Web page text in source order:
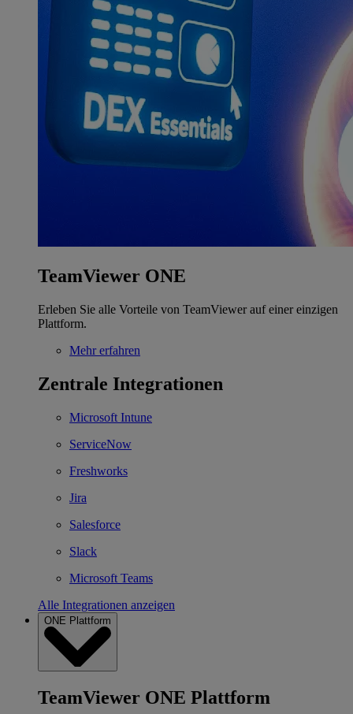
TeamViewer ONE
Erleben Sie alle Vorteile von TeamViewer auf einer einzigen
Plattform.
Mehr erfahren
Zentrale Integrationen
Microsoft Intune
ServiceNow
Freshworks
Jira
Salesforce
Slack
Microsoft Teams
Alle Integrationen anzeigen
ONE Plattform
TeamViewer ONE Plattform